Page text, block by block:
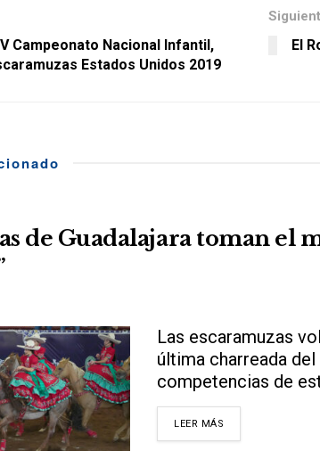
Campeonato Nacional Infantil,
Estados Unidos 2019
El
de Guadalajara toman el
Las escaramuzas
última charreada
competencias de
LEER MÁS